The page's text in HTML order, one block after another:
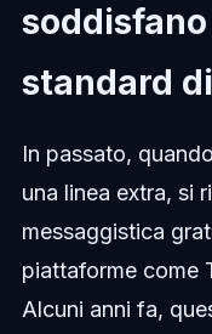
standard
In passato,
una linea extra, si
messaggistica
piattaforme come
Alcuni anni fa,